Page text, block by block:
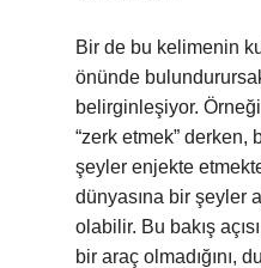
Bir de bu kelimenin
önünde
belirginleşiyor.
“zerk etmek” derken,
şeyler enjekte
dünyasına bir şeyler
olabilir. Bu bakış
bir araç olmadığını,